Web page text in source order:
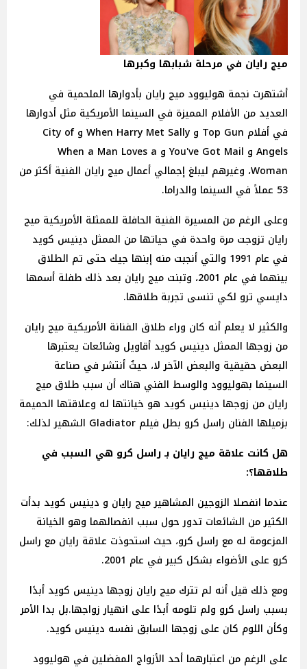
ميج رايان في مرحلة شبابها وكبرها
أشتهرت نجمة هوليوود ميج رايان بأدوارها الملحمية في
العديد من الأفلام المميزة في السينما الأمريكية مثل أدوارها
في أفلام Top Gun و When Harry Met Sally و City of
Angels و You've Got Mail و When a Man Loves a
Woman، وغيرهم ليبلغ إجمالي أعمال ميج رايان الفنية أكثر من
53 عملاً في السينما والدراما.
وعلى الرغم من المسيرة الفنية الحافلة للممثلة الأمريكية ميج
رايان تزوجت مرة واحدة في حياتها من الممثل دينيس كويد
في عام 1991 والتي أنجبت منه إبنها جيك حتى تم الطلاق
بينهما في عام 2001، وتبنت ميج رايان بعد ذلك طفلة أسمها
دايسي ترو لكي تنسى تجربة طلاقها.
والكثير لا يعلم أنه كان وراء طلاق الفنانة الأمريكية ميج رايان
من زوجها الممثل دينيس كويد أقاويل وشائعات يعتبرها
البعض حقيقية والبعض الآخر لا، حيثُ أنتشر في صناعة
السينما بهوليوود والوسط الفني هناك أن سبب طلاق ميج
رايان من زوجها دينيس كويد هو خيانتها له وعلاقتها الحميمة
بزميلها الفنان راسل كرو بطل فيلم Gladiator الشهير لذلك:
هل كانت علاقة ميج رايان بـ راسل كرو هي السبب في
طلاقها؟:
عندما انفصلا الزوجين المشاهير ميج رايان و دينيس كويد بدأت
الكثير من الشائعات تدور حول سبب انفصالهما وهو الخيانة
المزعومة له مع راسل كرو، حيث استحوذت علاقة رايان مع راسل
كرو على الأضواء بشكل كبير في عام 2001.
ومع ذلك قيل أنه لم تترك ميج رايان زوجها دينيس كويد أبدًا
بسبب راسل كرو ولم تلومه أبدًا على انهيار زواجها.بل بدا الأمر
وكأن اللوم كان على زوجها السابق نفسه دينيس كويد.
على الرغم من اعتبارهما أحد الأزواج المفضلين في هوليوود